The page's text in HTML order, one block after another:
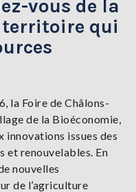
vous de la
territoire qui
la Foire de Châlons-
de la Bioéconomie,
innovations issues des
et renouvelables. En
nouvelles
de l’agriculture